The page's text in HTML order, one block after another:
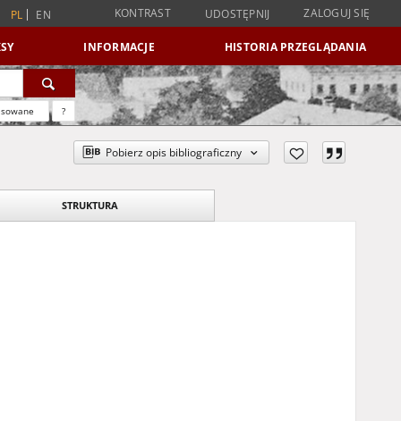
PL EN KONTRAST UDOSTĘPNIJ ZALOGUJ SIĘ
INFORMACJE HISTORIA PRZEGLĄDANIA
?
Pobierz opis bibliograficzny
STRUKTURA